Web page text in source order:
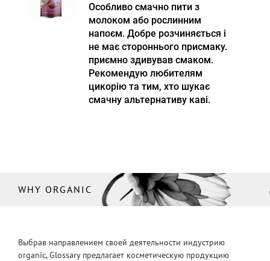
Особливо смачно пити з
молоком або рослинним
напоєм. Добре розчиняється і
не має стороннього присмаку.
приємно здивував смаком.
Рекомендую любителям
цикорію та тим, хто шукає
смачну альтернативу каві.
WHY ORGANIC
Выбрав направлением своей деятельности индустрию
organic, Glossary предлагает косметическую продукцию